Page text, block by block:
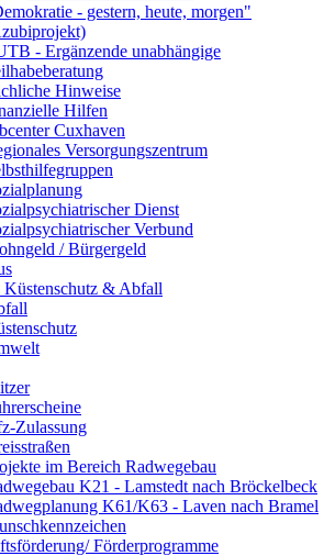
- gestern, heute, morgen"
- Ergänzende unabhängige
Hinweise
Hilfen
Cuxhaven
Versorgungszentrum
Dienst
Verbund
/ Bürgergeld
& Abfall
Zulassung
im Bereich Radwegebau
K21 - Lamstedt nach Bröckelbeck
K61/K63 - Laven nach Bramel
Förderprogramme